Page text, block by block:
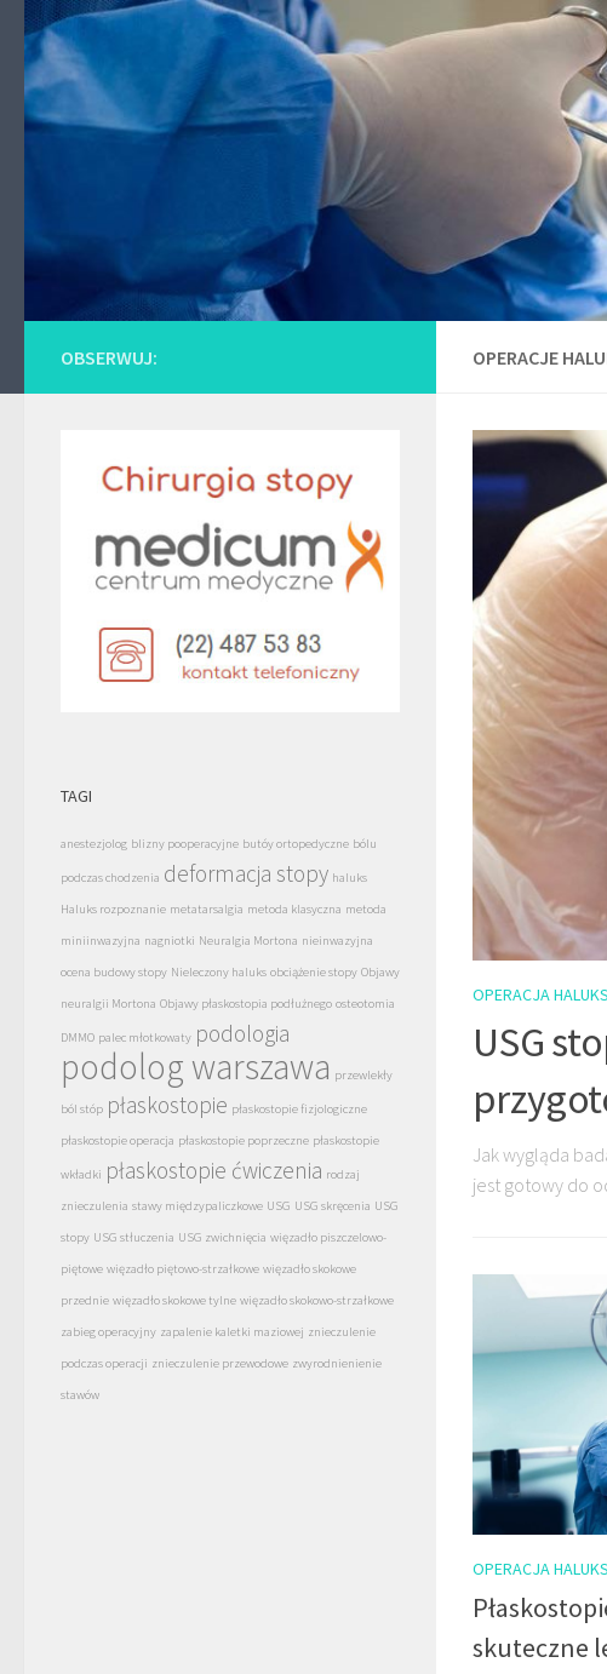
Skip to content
OPERACJE
OPERACJA
USG
Jak wygląda
jest gotowy do
OPERACJA
skuteczne
OBSERWUJ:
TAGI
anestezjolog blizny pooperacyjne butóy ortopedyczne bólu
podczas chodzenia deformacja stopy haluks
Haluks rozpoznanie metatarsalgia metoda klasyczna metoda
miniinwazyjna nagniotki Neuralgia Mortona nieinwazyjna
ocena budowy stopy Nieleczony haluks obciążenie stopy Objawy
neuralgii Mortona Objawy płaskostopia podłużnego osteotomia
DMMO palec młotkowaty podologia
podolog warszawa przewlekły
ból stóp płaskostopie płaskostopie fizjologiczne
płaskostopie operacja płaskostopie poprzeczne płaskostopie
wkładki płaskostopie ćwiczenia rodzaj
znieczulenia stawy międzypaliczkowe USG USG skręcenia USG
stopy USG stłuczenia USG zwichnięcia więzadło piszczelowo-
piętowe więzadło piętowo-strzałkowe więzadło skokowe
przednie więzadło skokowe tylne więzadło skokowo-strzałkowe
zabieg operacyjny zapalenie kaletki maziowej znieczulenie
podczas operacji znieczulenie przewodowe zwyrodnienienie
stawów